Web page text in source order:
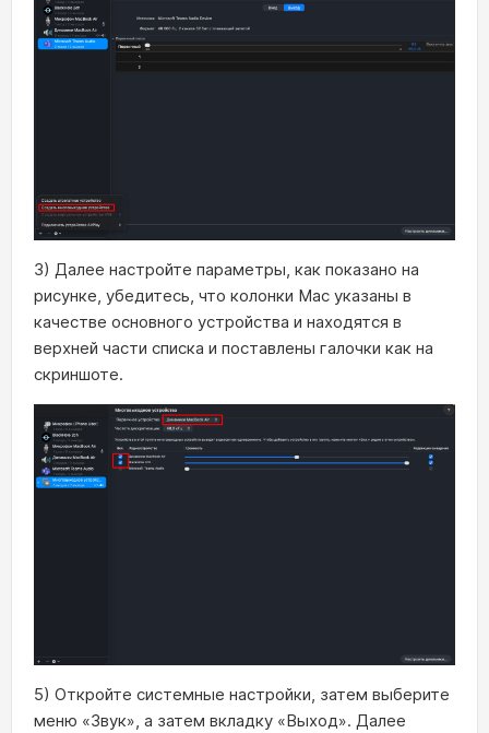
3) Далее настройте параметры, как показано на
рисунке, убедитесь, что колонки Mac указаны в
качестве основного устройства и находятся в
верхней части списка и поставлены галочки как на
скриншоте.
5) Откройте системные настройки, затем выберите
меню «Звук», а затем вкладку «Выход». Далее